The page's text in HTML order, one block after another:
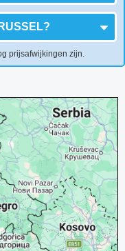
?
prijsafwijkingen zijn.